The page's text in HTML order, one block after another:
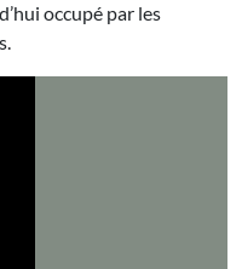
occupé par les